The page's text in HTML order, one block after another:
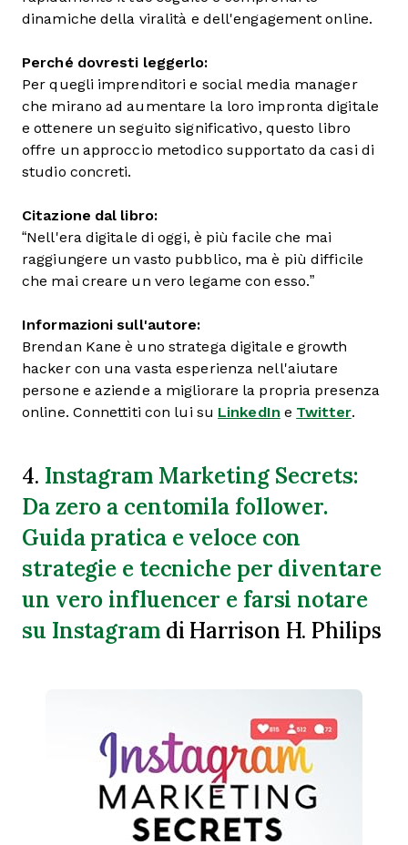
dinamiche della viralità e dell'engagement online.
Perché dovresti leggerlo:
Per quegli imprenditori e social media manager
che mirano ad aumentare la loro impronta digitale
e ottenere un seguito significativo, questo libro
offre un approccio metodico supportato da casi di
studio concreti.
Citazione dal libro:
“Nell'era digitale di oggi, è più facile che mai
raggiungere un vasto pubblico, ma è più difficile
che mai creare un vero legame con esso.”
Informazioni sull'autore:
Brendan Kane è uno stratega digitale e growth
hacker con una vasta esperienza nell'aiutare
persone e aziende a migliorare la propria presenza
online. Connettiti con lui su LinkedIn e Twitter.
4. Instagram Marketing Secrets:
Da zero a centomila follower.
Guida pratica e veloce con
strategie e tecniche per diventare
un vero influencer e farsi notare
su Instagramdi Harrison H. Philips